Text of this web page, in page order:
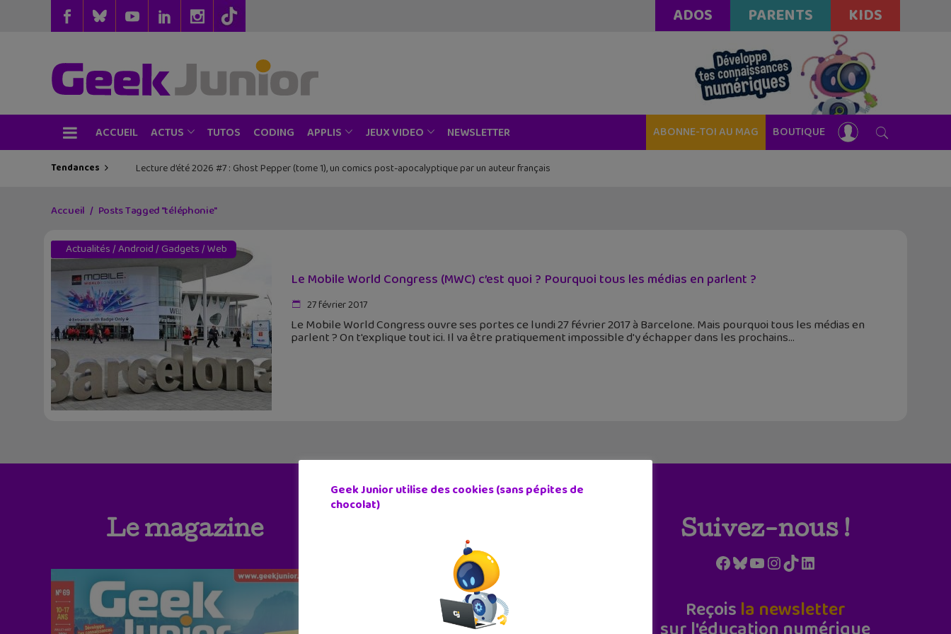
ADOS PARENTS KIDS
ACCUEIL ACTUS TUTOS CODING APPLIS JEUX VIDEO NEWSLETTER ABONNE-TOI AU MAG BOUTIQUE
Tendances Lecture d’été 2026 #7 : Ghost Pepper (tome 1), un comics post-apocalyptique par un auteur français
Accueil Posts Tagged "téléphonie"
Actualités/Android/ Gadgets/Web
Le Mobile World Congress (MWC) c’est quoi ? Pourquoi tous les médias en parlent ?
27 février 2017
Le Mobile World Congress ouvre ses portes ce lundi 27 février 2017 à Barcelone. Mais pourquoi tous les médias en
parlent ? On t'explique tout ici. Il va être pratiquement impossible d'y échapper dans les prochains
Le magazine Suivez-nous !
Facebook
Bluesky
YouTube
Instagram
TikTokLinkedIn
Reçois la newsletter
Geek Junior utilise des cookies (sans pépites de
chocolat)